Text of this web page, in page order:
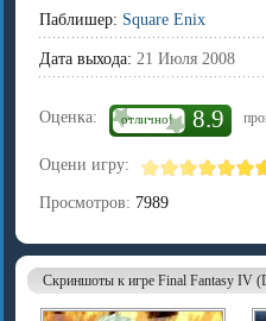
Паблишер: Square Enix
Дата выхода: 21 Июля 2008
Оценка: отлично! 8.9
Оцени игру:
Просмотров: 7989
Скриншоты к игре Final Fantasy IV